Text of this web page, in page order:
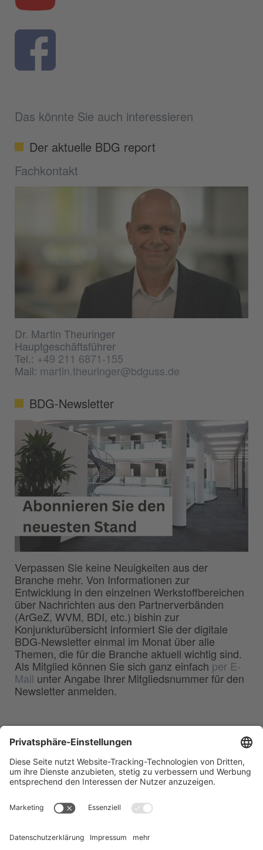
Das könnte Sie auch interessieren
Der aktuelle BDG report
Fachkontakt
Dr. Martin Theuringer
Hauptgeschäftsführer
Tel.:+49 211 6871-155
Mail: martin.theuringer@bdguss.de
BDG-Newsletter
Verpassen Sie keine Neuigkeiten aus der
Branche mehr. Von Informationen zur
Entwicklung in den einzelnen Werkstoffbereichen
über Nachrichten aus den Partnerverbänden
(ArGeZ, WVM, BDI, etc.) bishin zur
Konjunkturübersicht informiert Sie der digitale
BDG-Newsletter einmal im Monat über alle
Themen, die für die Branche aktuell wichtig sind.
Als Mitglied können Sie sich ganz einfach per E-
Mail unter Angabe Ihrer Mitgliedsnummer für den
Newsletter anmelden.
Deutschen Gießerei-Industrie e.V.
40549 Düsseldorf